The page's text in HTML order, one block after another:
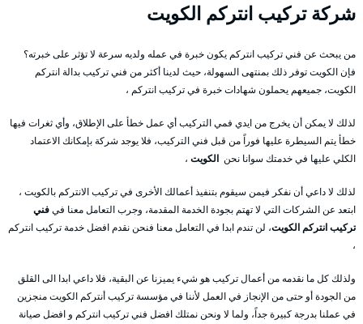
شركة تركيب انتركم الكويت
من يبحث عن فني تركيب انتركم يكون خبرة في عمله ولديه سرعة لا تؤثر على خبرته؟
فإن الكويت توفر ذلك بمنتهى السهولة، حيث لدينا أكثر من فني تركيب بدالة انتركم
الكويت، جميعهم يحملون شهادات خبرة في تركيب انتركم ،
لذلك لا يمكن أن يخرج من ايدي فمي التركيب أي عمل خطأ على الإطلاق، وأي ثغرات فيها
خطأ يتم السيطرة عليها فوراً من قبل فني التركيب، فلا يوجد شركة بإمكانك الاعتماد
الكلي عليها في خدمتك سوانا نحن الكويت ،
لذلك لا داعي أن نفكر فيمن سيقوم بتنفيذ أعمالك الأخرى في تركيب الانتركم بالكويت ،
ابتعد عن الشركات التي لا تهتم بجودة الخدمة المقدمة، وجرب التعامل معنا فيفني
تركيب انتركم الكويت، لن تندم ابدا في التعامل معنا فنحن نقدم افضل خدمة تركيب انتركم
،
ولذلك كل ما نقدمه من أعمال تركيب هو شيء يميزنا عن البقية، فلا داعي ابدا الى القلق
من الجودة أو حتى من الإنجاز في العمل لأننا في مؤسسة تركيب أنتركم الكويت منجزين
في عملنا بدرجة كبيرة جداً، ولما لا ونحن نمتلك افضل فني تركيب انتركم و افضل صيانة